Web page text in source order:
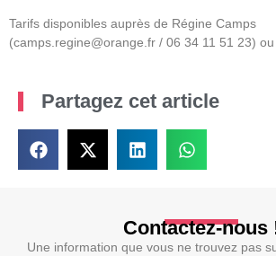
Tarifs disponibles auprès de Régine Camps
(camps.regine@orange.fr / 06 34 11 51 23) ou
Partagez cet article
Contactez-nous
Une information que vous ne trouvez pas